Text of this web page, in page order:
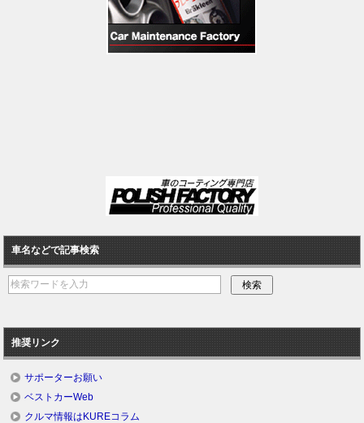
車名などで記事検索
推奨リンク
サポーターお願い
ベストカーWeb
クルマ情報はKUREコラム